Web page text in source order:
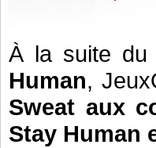
À la suite
Human,
Sweat aux
Stay Human